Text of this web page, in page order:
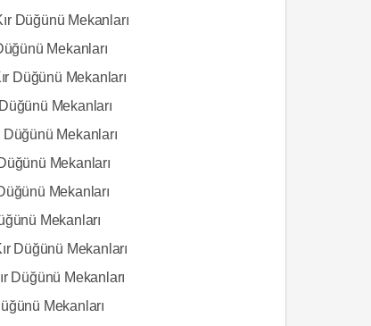
Düğünü Mekanları
Mekanları
Düğünü Mekanları
Mekanları
Düğünü Mekanları
Mekanları
Mekanları
Mekanları
Düğünü Mekanları
Düğünü Mekanları
Mekanları